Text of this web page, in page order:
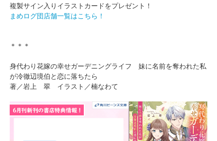
複製サイン入りイラストカードをプレゼント！
まめログ団店舗一覧はこちら！
＊＊＊
身代わり花嫁の幸せガーデニングライフ 妹に名前を奪われた私
が冷徹辺境伯と恋に落ちたら
著／岩上 翠 イラスト／楠なわて